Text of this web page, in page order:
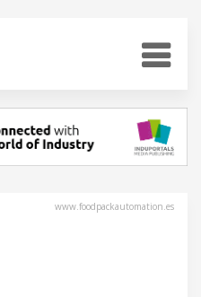
www.foodpackautomation.es